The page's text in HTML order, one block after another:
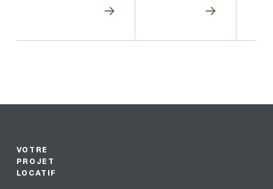
→ →
VOTRE
PROJET
LOCATIF